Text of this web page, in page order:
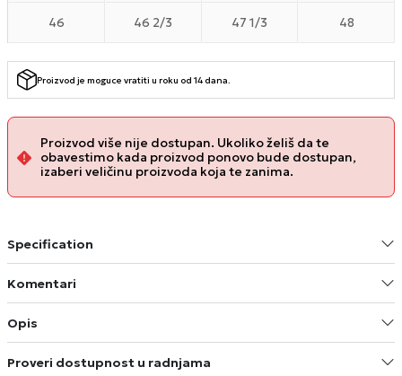
46 46 2/3 47 1/3 48
Proizvod je moguce vratiti u roku od 14 dana.
Proizvod više nije dostupan. Ukoliko želiš da te
obavestimo kada proizvod ponovo bude dostupan,
izaberi veličinu proizvoda koja te zanima.
Specification
Komentari
Opis
Proveri dostupnost u radnjama